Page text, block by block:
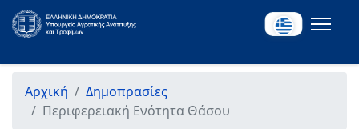
Αρχική
Δημοπρασίες
Περιφερειακή Ενότητα Θάσου